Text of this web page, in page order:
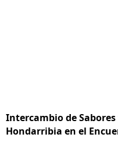
Intercambio de
Hondarribia en el